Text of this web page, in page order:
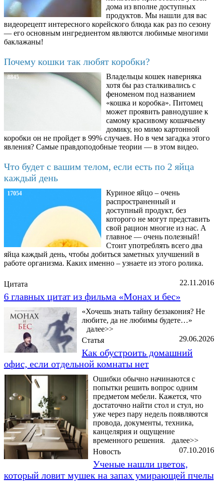
дома из вполне доступных
продуктов. Мы нашли для вас
видеорецепт интересного корейского блюда как раз по сезону
— его основным ингредиентом являются любимые многими
баклажаны!
Почему кошки так любят коробки?
8845
Владельцы кошек наверняка
хотя бы раз сталкивались с
феноменом под названием
«кошка и коробка». Питомец
может проявить равнодушие к
самому красивому кошачьему
домику, но мимо картонной
коробки он не пройдет в 99% случаев. Но в чем загадка этого
явления? Самые правдоподобные теории — в этом видео.
Что будет с вашим телом, если есть по 2 яйца
каждый день
17054
Куриное яйцо – очень
распространенный и
доступный продукт, без
которого не могут представить
свой рацион многие из нас. А
главное — очень полезный!
Стоит употреблять всего два
яйца каждый день, чтобы добиться заметных улучшений в
работе организма. Каких именно – узнаете из этого ролика.
22.11.2016
Цитата
6 главных цитат из фильма «Монах и бес»
«Хочешь знать тайну беззакония? Не
любите, да не любимы будете…»
далее>>
29.06.2026
Статья
Как обустроить домашний
офис, если отдельной комнаты нет
Ошибки обычно начинаются с
попытки решить вопрос одним
предметом мебели. Кажется, что
достаточно найти стол и стул, но
уже через пару недель появляются
провода, документы, техника,
канцелярия и ощущение
временного решения.
далее>>
07.10.2016
Новость
Ученые нашли цветок,
который ловит мушек на запах умирающей пчелы